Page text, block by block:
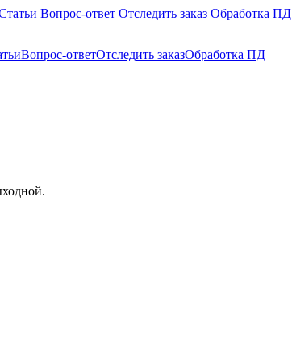
Вопрос-ответ Отследить заказ Обработка ПД
Вопрос-ответОтследить заказОбработка ПД